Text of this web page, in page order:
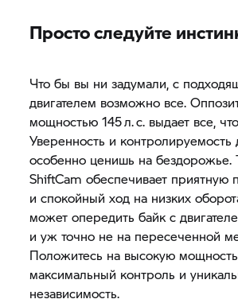
Просто следуйте
Что бы вы ни задумали, с
двигателем возможно все.
мощностью 145 л. с. выдает все,
Уверенность и контролируемость
особенно ценишь на бездорожье.
ShiftCam обеспечивает приятную
и спокойный ход на низких
может опередить байк с
и уж точно не на пересеченной
Положитесь на высокую
максимальный контроль и
независимость.